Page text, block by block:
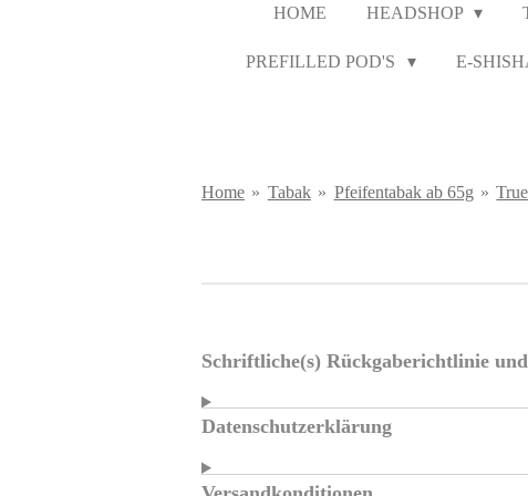
HOME HEADSHOP
PREFILLED POD'S E-
Home » Tabak » Pfeifentabak ab 65g »
Schriftliche(s) Rückgaberichtlinie
Datenschutzerklärung